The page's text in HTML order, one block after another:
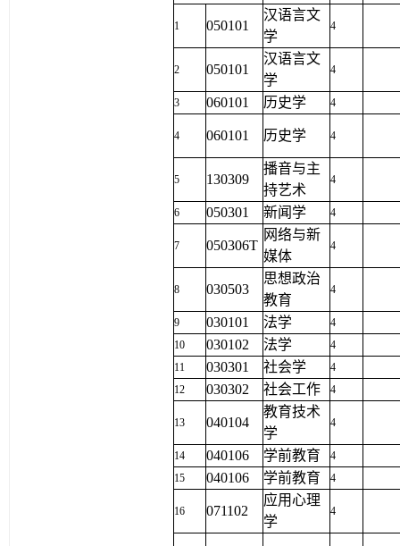
1 050101
汉语言文
学
4
2 050101
汉语言文
学
4
3 060101 历史学 4
4 060101 历史学 4
5 130309
播音与主
持艺术
4
6 050301 新闻学 4
7 050306T
网络与新
媒体
4
8 030503
思想政治
教育
4
9 030101 法学
4
10
030102 法学
4
11
030301 社会学
4
12
030302 社会工作 4
13 040104
教育技术
学
4
14 040106 学前教育
4
15
040106 学前教育 4
16 071102
应用心理
学
4